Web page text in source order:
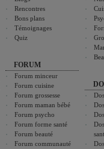
Rencontres
Bons plans
Témoignages
Quiz
FORUM
Forum minceur
Forum cuisine
Forum grossesse
Forum maman bébé
Forum psycho
Forum forme santé
Forum beauté
Forum communauté